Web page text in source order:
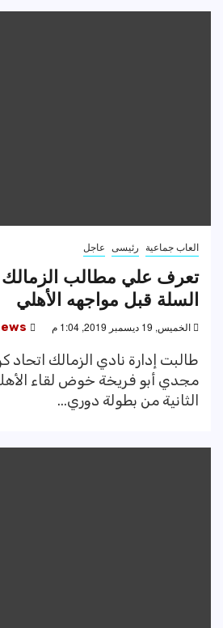
العاب جماعية رئيسى عاجل
تعرف علي مطالب الزمالك
السلة قبل مواجهه الأهلي
الخميس, 19 ديسمبر 2019, 1:04 م
طالبت إدارة نادي الزمالك اتحاد
مجدي أبو فريخة خوض لقاء
الثانية من بطولة دوري...